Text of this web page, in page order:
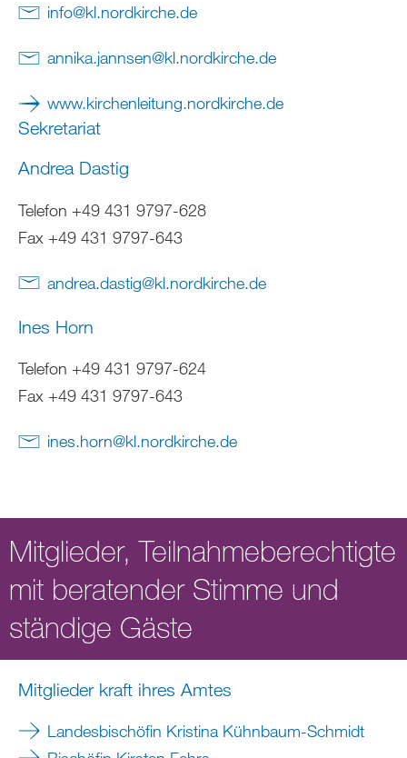
info@kl.nordkirche.de
annika.jannsen@kl.nordkirche.de
www.kirchenleitung.nordkirche.de
Sekretariat
Andrea Dastig
Telefon +49 431 9797-628
Fax +49 431 9797-643
andrea.dastig@kl.nordkirche.de
Ines Horn
Telefon +49 431 9797-624
Fax +49 431 9797-643
ines.horn@kl.nordkirche.de
Mitglieder, Teilnahmeberechtigte
mit beratender Stimme und
ständige Gäste
Mitglieder kraft ihres Amtes
Landesbischöfin Kristina Kühnbaum-Schmidt